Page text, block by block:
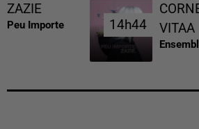
ZAZIE
Peu Importe 14h44
14h44
VITAA